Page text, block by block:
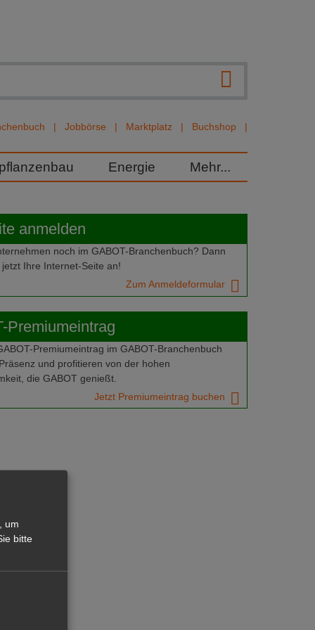
Jobbörse Marktplatz Buchshop
Energie Mehr...
anmelden
noch im GABOT-Branchenbuch? Dann
Ihre Internet-Seite an!
Zum Anmeldeformular
Premiumeintrag
Premiumeintrag im GABOT-Branchenbuch
und profitieren von der hohen
die GABOT genießt.
Jetzt Premiumeintrag buchen
um
bitte